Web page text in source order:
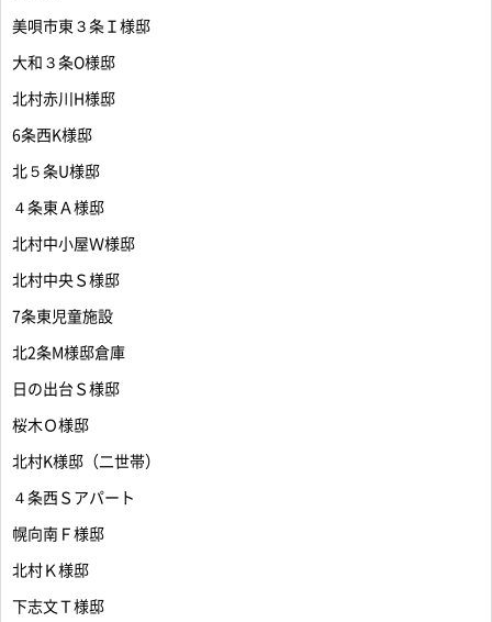
美唄市東３条Ｉ様邸
大和３条O様邸
北村赤川H様邸
6条西K様邸
北５条U様邸
４条東Ａ様邸
北村中小屋Ｗ様邸
北村中央Ｓ様邸
7条東児童施設
北2条M様邸倉庫
日の出台Ｓ様邸
桜木Ｏ様邸
北村K様邸（二世帯）
４条西Ｓアパート
幌向南Ｆ様邸
北村Ｋ様邸
下志文Ｔ様邸